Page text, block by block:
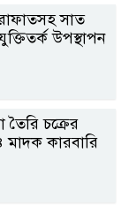
সাত
উপস্থাপন
তৈরি চক্রের
মাদক কারবারি